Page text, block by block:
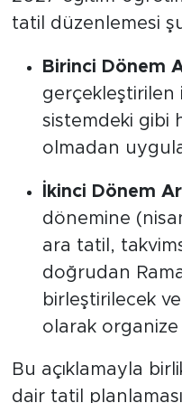
tatil düzenlemesi
Birinci Dönem
gerçekleştirilen
sistemdeki gibi
olmadan
İkinci Dönem
dönemine
ara tatil,
doğrudan
birleştirilecek
olarak organize
Bu açıklamayla
dair tatil